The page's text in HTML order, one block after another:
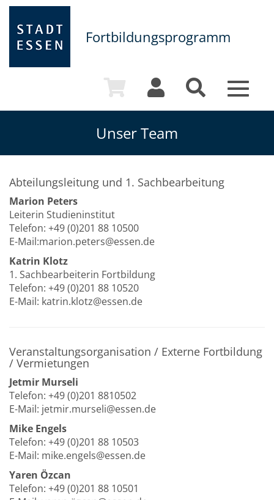
Fortbildungsprogramm
Toggle
Unser Team
Abteilungsleitung und 1. Sachbearbeitung
Marion Peters
Leiterin Studieninstitut
Telefon: +49 (0)201 88 10500
E-Mail:marion.peters@essen.de
Katrin Klotz
1. Sachbearbeiterin Fortbildung
Telefon: +49 (0)201 88 10520
E-Mail: katrin.klotz@essen.de
Veranstaltungsorganisation / Externe Fortbildung
/ Vermietungen
Jetmir Murseli
Telefon: +49 (0)201 8810502
E-Mail: jetmir.murseli@essen.de
Mike Engels
Telefon: +49 (0)201 88 10503
E-Mail: mike.engels@essen.de
Yaren Özcan
Telefon: +49 (0)201 88 10501